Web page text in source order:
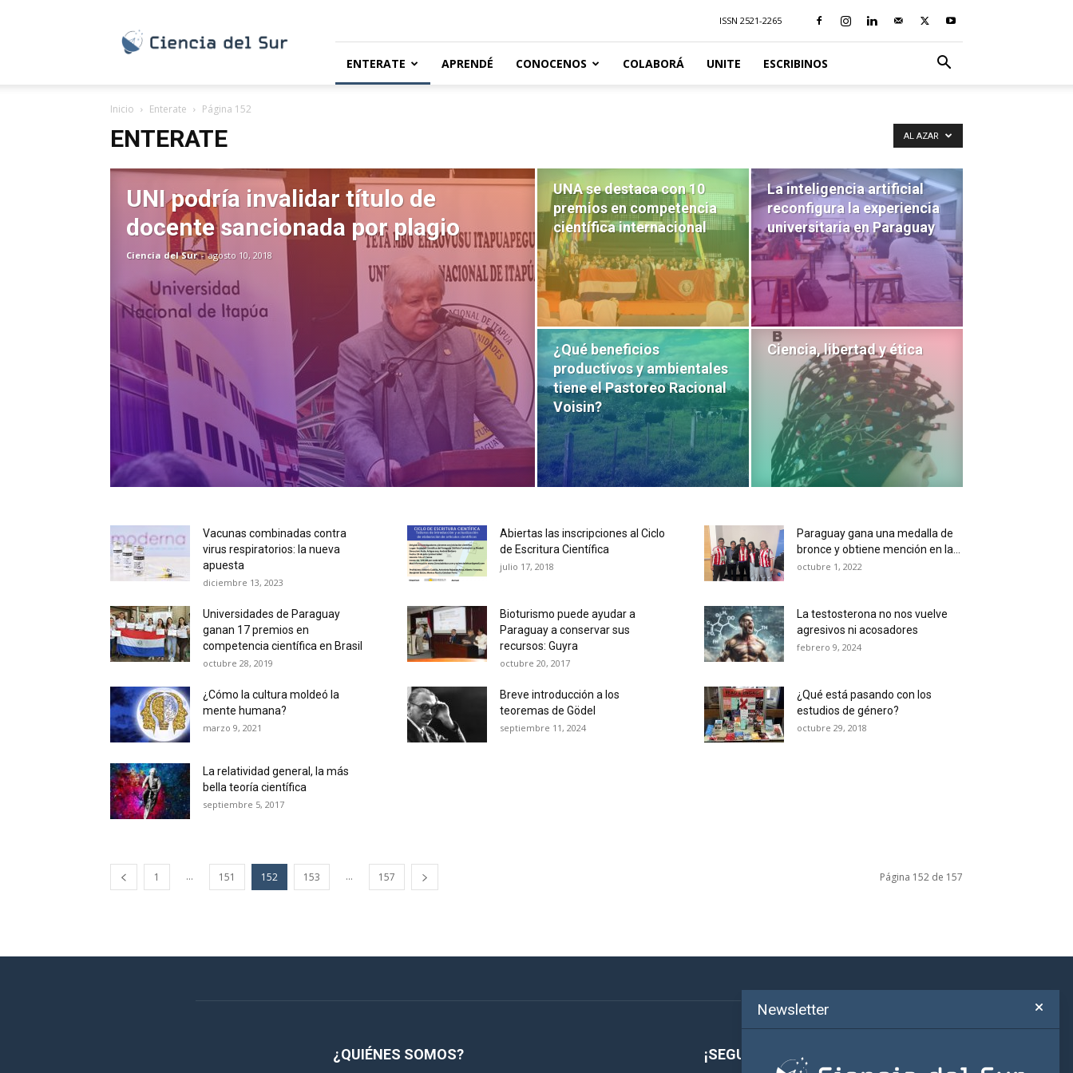
Sur
ISSN 2521-2265
ENTERATE APRENDÉ CONOCENOS COLABORÁ UNITE ESCRIBINOS
Inicio Enterate Página 152
ENTERATE AL AZAR
UNI podría invalidar título de
docente sancionada por plagio
Ciencia del Sur - agosto 10, 2018
UNA se destaca con 10
premios en competencia
científica internacional
La inteligencia artificial
reconfigura la experiencia
universitaria en Paraguay
¿Qué beneficios
productivos y ambientales
tiene el Pastoreo Racional
Voisin?
Ciencia, libertad y ética
Vacunas combinadas contra
virus respiratorios: la nueva
apuesta
diciembre 13, 2023
Abiertas las inscripciones al Ciclo
de Escritura Científica
julio 17, 2018
Paraguay gana una medalla de
bronce y obtiene mención en la...
octubre 1, 2022
Universidades de Paraguay
ganan 17 premios en
competencia científica en Brasil
octubre 28, 2019
Bioturismo puede ayudar a
Paraguay a conservar sus
recursos: Guyra
octubre 20, 2017
La testosterona no nos vuelve
agresivos ni acosadores
febrero 9, 2024
¿Cómo la cultura moldeó la
mente humana?
marzo 9, 2021
Breve introducción a los
teoremas de Gödel
septiembre 11, 2024
¿Qué está pasando con los
estudios de género?
octubre 29, 2018
La relatividad general, la más
bella teoría científica
septiembre 5, 2017
1 ... 151 152 153 ... 157 Página 152 de 157
¿QUIÉNES SOMOS? ¡SEGUINOS!
Newsletter